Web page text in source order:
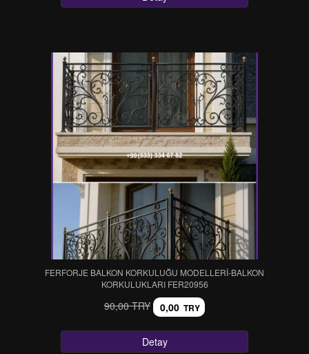
FERFORJE BALKON KORKULUĞU MODELLERİ-BALKON
KORKULUKLARI FER20956
90,00 TRY 0,00 TRY
Detay